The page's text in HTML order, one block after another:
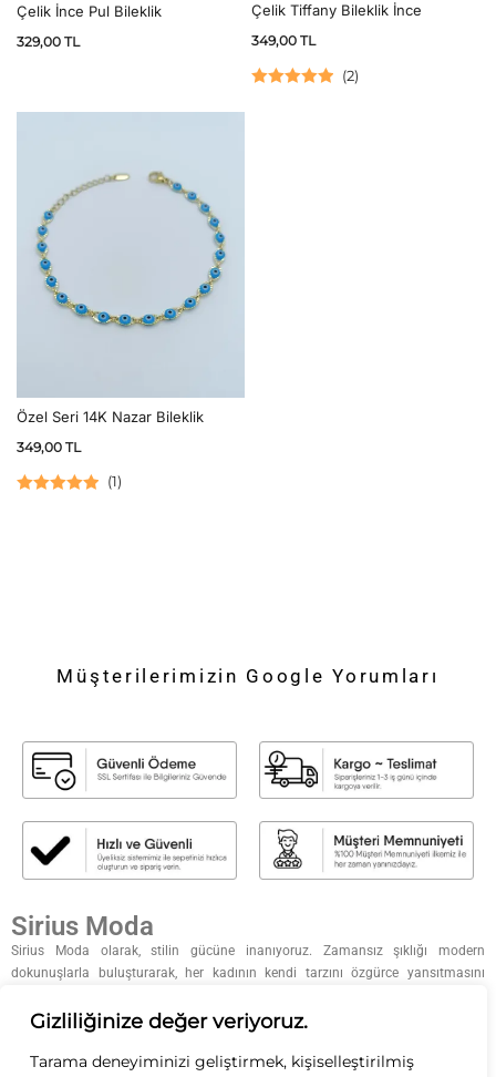
Gizliliğinize değer veriyoruz.
Tarama deneyiminizi geliştirmek, kişiselleştirilmiş
Çelik İnce Pul Bileklik
329,00 TL
Çelik Tiffany Bileklik İnce
349,00 TL
(2)
Özel Seri 14K Nazar Bileklik
349,00 TL
(1)
Müşterilerimizin Google Yorumları
Sirius Moda
Sirius Moda olarak, stilin gücüne inanıyoruz. Zamansız şıklığı modern
dokunuşlarla buluşturarak, her kadının kendi tarzını özgürce yansıtmasını
koleksiyonumuzda ilham verici parçalar sunuyoruz. Moda bizim tutkumuz, siz